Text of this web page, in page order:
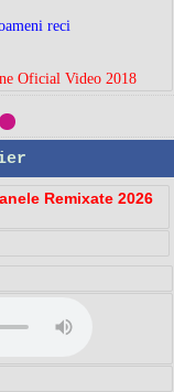
reci
Oficial Video 2018
Remixate 2026